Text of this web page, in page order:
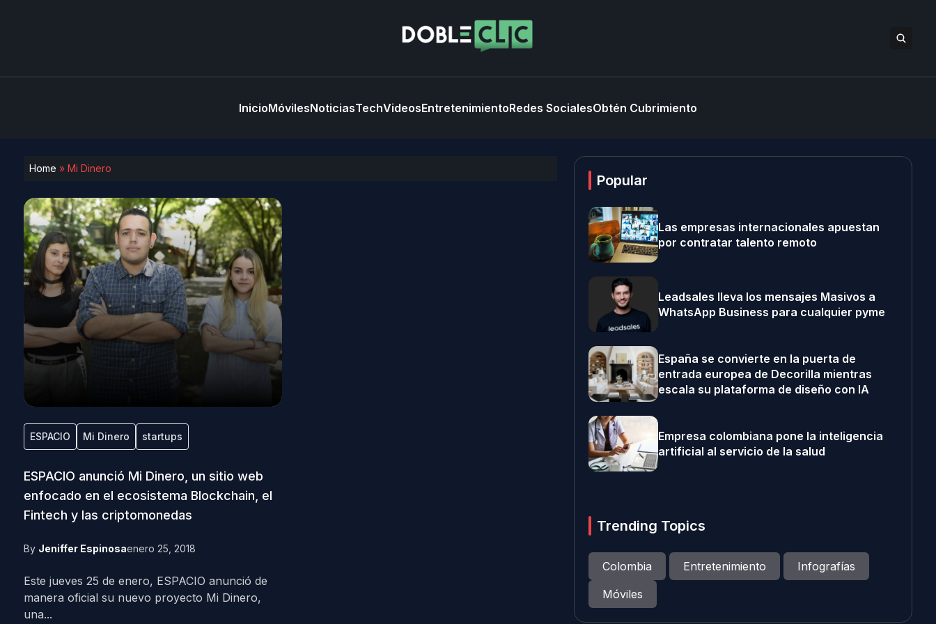
InicioMóvilesNoticiasTechVideosEntretenimientoRedes SocialesObtén Cubrimiento
Home » Mi Dinero
ESPACIO Mi Dinero startups
ESPACIO anunció Mi Dinero, un sitio web
enfocado en el ecosistema Blockchain, el
Fintech y las criptomonedas
By Jeniffer Espinosaenero 25, 2018
Este jueves 25 de enero, ESPACIO anunció de
manera oficial su nuevo proyecto Mi Dinero,
una...
Popular
Las empresas internacionales apuestan
por contratar talento remoto
Leadsales lleva los mensajes Masivos a
WhatsApp Business para cualquier pyme
España se convierte en la puerta de
entrada europea de Decorilla mientras
escala su plataforma de diseño con IA
Empresa colombiana pone la inteligencia
artificial al servicio de la salud
Trending Topics
Colombia Entretenimiento
Infografías
Móviles